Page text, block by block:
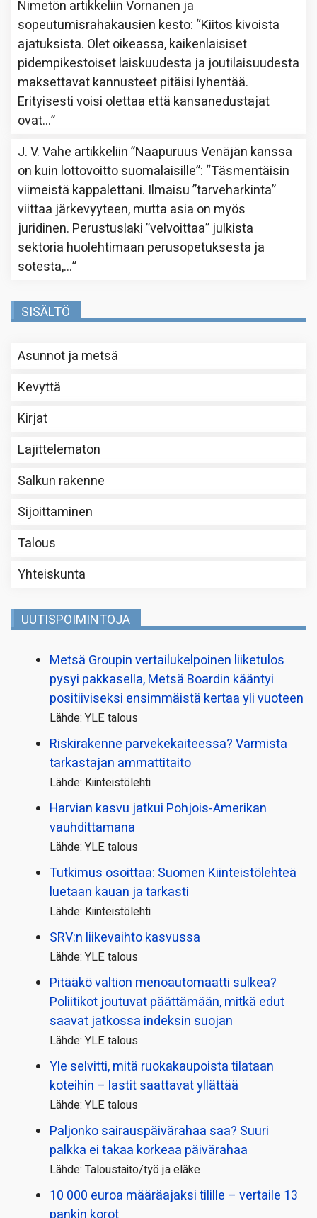
Nimetön artikkeliinVornanen ja
sopeutumisrahakausien kesto: “Kiitos kivoista
ajatuksista. Olet oikeassa, kaikenlaisiset
pidempikestoiset laiskuudesta ja joutilaisuudesta
maksettavat kannusteet pitäisi lyhentää.
Erityisesti voisi olettaa että kansanedustajat
ovat…”
J. V. Vahe artikkeliin”Naapuruus Venäjän kanssa
on kuin lottovoitto suomalaisille”: “Täsmentäisin
viimeistä kappalettani. Ilmaisu ”tarveharkinta”
viittaa järkevyyteen, mutta asia on myös
juridinen. Perustuslaki ”velvoittaa” julkista
sektoria huolehtimaan perusopetuksesta ja
sotesta,…”
SISÄLTÖ
Asunnot ja metsä
Kevyttä
Kirjat
Lajittelematon
Salkun rakenne
Sijoittaminen
Talous
Yhteiskunta
UUTISPOIMINTOJA
Metsä Groupin vertailu­kelpoinen liiketulos
pysyi pakkasella, Metsä Boardin kääntyi
positiiviseksi ensimmäistä kertaa yli vuoteen
Lähde: YLE talous
Riskirakenne parvekekaiteessa? Varmista
tarkastajan ammattitaito
Lähde: Kiinteistölehti
Harvian kasvu jatkui Pohjois-Amerikan
vauhdittamana
Lähde: YLE talous
Tutkimus osoittaa: Suomen Kiinteistölehteä
luetaan kauan ja tarkasti
Lähde: Kiinteistölehti
SRV:n liikevaihto kasvussa
Lähde: YLE talous
Pitääkö valtion menoautomaatti sulkea?
Poliitikot joutuvat päättämään, mitkä edut
saavat jatkossa indeksin suojan
Lähde: YLE talous
Yle selvitti, mitä ruokakaupoista tilataan
koteihin – lastit saattavat yllättää
Lähde: YLE talous
Paljonko sairauspäivä­rahaa saa? Suuri
palkka ei takaa korkeaa päivärahaa
Lähde: Taloustaito/työ ja eläke
10 000 euroa määräajaksi tilille – vertaile 13